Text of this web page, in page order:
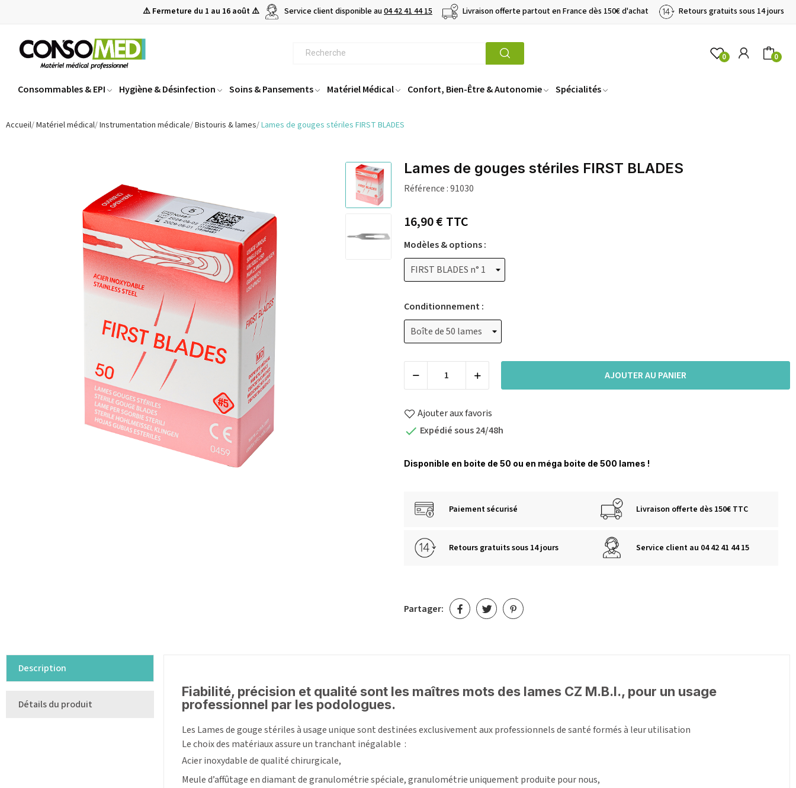
⚠️ Fermeture du 1 au 16 août ⚠️ Service client disponible au04 42 41 44 15 Livraison offerte partout en France dès 150€ d'achat Retours gratuits sous 14 jours
0 0
Consommables & EPI Hygiène & Désinfection Soins & Pansements Matériel Médical Confort, Bien-Être & Autonomie Spécialités
Accueil Matériel médical Instrumentation médicale Bistouris & lames Lames de gouges stériles FIRST BLADES
Lames de gouges stériles FIRST BLADES
Référence :91030
16,90 €TTC
Modèles & options :
Conditionnement :
AJOUTER AU PANIER
Ajouter aux favoris
 Expédié sous 24/48h
Disponible en boite de 50 ou en méga boite de 500 lames !
Paiement sécurisé Livraison offerte dès 150€ TTC
Retours gratuits sous 14 jours Service client au 04 42 41 44 15
Partager:
Description
Détails du produit
Fiabilité, précision et qualité sont les maîtres mots des lames CZ M.B.I., pour un usage
professionnel par les podologues.
Les Lames de gouge stériles à usage unique sont destinées exclusivement aux professionnels de santé formés à leur utilisation
Le choix des matériaux assure un tranchant inégalable :
Acier inoxydable de qualité chirurgicale,
Meule d’affûtage en diamant de granulométrie spéciale, granulométrie uniquement produite pour nous,